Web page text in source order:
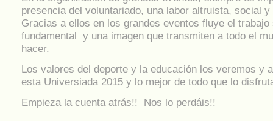
presencia del voluntariado, una labor altruista, social
Gracias a ellos en los grandes eventos fluye el trabajo
fundamental y una imagen que transmiten a todo el
hacer.
Los valores del deporte y la educación los veremos y
esta Universiada 2015 y lo mejor de todo que lo
Empieza la cuenta atrás!! Nos lo perdáis!!